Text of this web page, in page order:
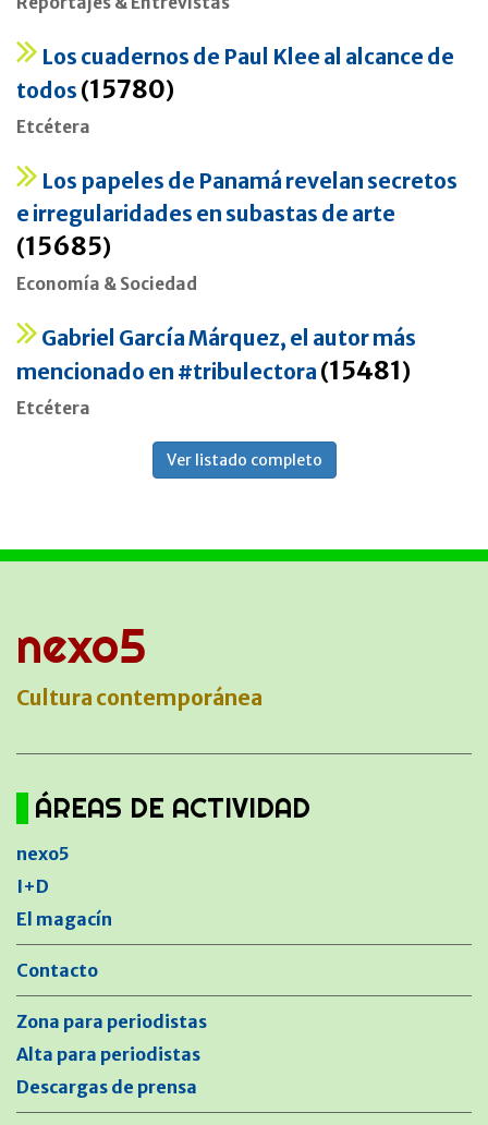
Los cuadernos de Paul Klee al alcance de
todos (15780)
Etcétera
Los papeles de Panamá revelan secretos
e irregularidades en subastas de arte
(15685)
Economía & Sociedad
Gabriel García Márquez, el autor más
mencionado en #tribulectora (15481)
Etcétera
Ver listado completo
nexo5
Cultura contemporánea
ÁREAS DE ACTIVIDAD
nexo5
I+D
El magacín
Contacto
Zona para periodistas
Alta para periodistas
Descargas de prensa